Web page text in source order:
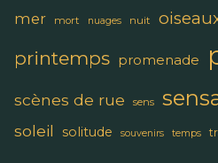
mer mort nuages nuit
printemps promenade
scènes de rue sens
soleil solitude souvenirs temps